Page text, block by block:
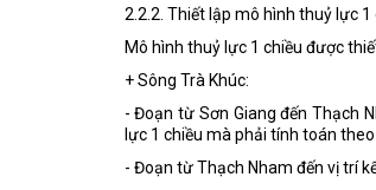
2.2.2. Thiết lập mô hình thuỷ lực 1
Mô hình thuỷ lực 1 chiều được
+ Sông Trà Khúc:
- Đoạn từ Sơn Giang đến Thạch
lực 1 chiều mà phải tính toán
- Đoạn từ Thạch Nham đến vị trí